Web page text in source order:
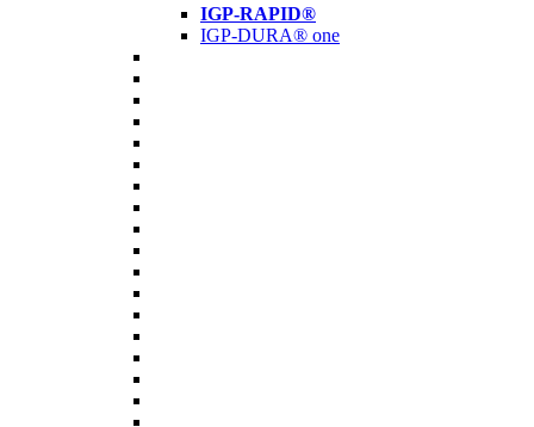
IGP-RAPID®
IGP-DURA® one